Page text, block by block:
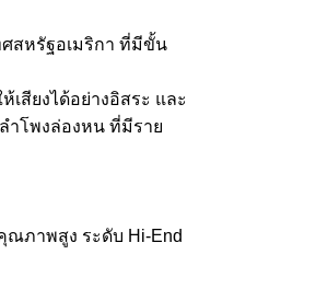
ศสหรัฐอเมริกา ที่มีขั้น
สียงได้อย่างอิสระ และ
ำโพงล่องหน ที่มีราย
ณภาพสูง ระดับ Hi-End